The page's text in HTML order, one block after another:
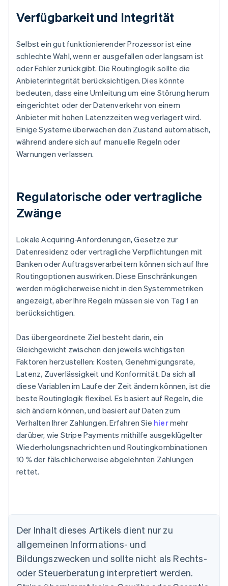
Verfügbarkeit und Integrität
Selbst ein gut funktionierender Prozessor ist eine
schlechte Wahl, wenn er ausgefallen oder langsam ist
oder Fehler zurückgibt. Die Routinglogik sollte die
Anbieterintegrität berücksichtigen. Dies könnte
bedeuten, dass eine Umleitung um eine Störung herum
eingerichtet oder der Datenverkehr von einem
Anbieter mit hohen Latenzzeiten weg verlagert wird.
Einige Systeme überwachen den Zustand automatisch,
während andere sich auf manuelle Regeln oder
Warnungen verlassen.
Regulatorische oder vertragliche
Zwänge
Lokale Acquiring-Anforderungen, Gesetze zur
Datenresidenz oder vertragliche Verpflichtungen mit
Banken oder Auftragsverarbeitern können sich auf Ihre
Routingoptionen auswirken. Diese Einschränkungen
werden möglicherweise nicht in den Systemmetriken
angezeigt, aber Ihre Regeln müssen sie von Tag 1 an
berücksichtigen.
Das übergeordnete Ziel besteht darin, ein
Gleichgewicht zwischen den jeweils wichtigsten
Faktoren herzustellen: Kosten, Genehmigungsrate,
Latenz, Zuverlässigkeit und Konformität. Da sich all
diese Variablen im Laufe der Zeit ändern können, ist die
beste Routinglogik flexibel. Es basiert auf Regeln, die
sich ändern können, und basiert auf Daten zum
Verhalten Ihrer Zahlungen. Erfahren Sie hiermehr
darüber, wie Stripe Payments mithilfe ausgeklügelter
Wiederholungsnachrichten und Routingkombinationen
10 % der fälschlicherweise abgelehnten Zahlungen
rettet.
Der Inhalt dieses Artikels dient nur zu
allgemeinen Informations- und
Bildungszwecken und sollte nicht als Rechts-
oder Steuerberatung interpretiert werden.
Australien
English
Belgien
Brasilien